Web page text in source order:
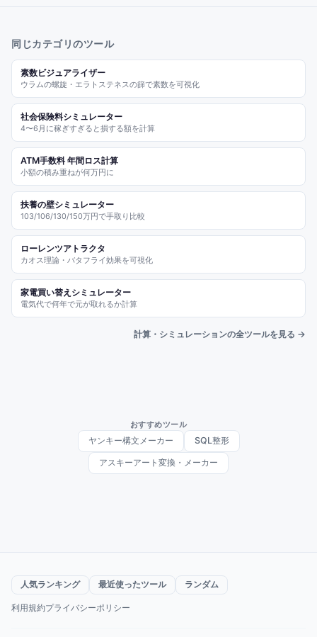
同じカテゴリのツール
素数ビジュアライザー
ウラムの螺旋・エラトステネスの篩で素数を可視化
社会保険料シミュレーター
4〜6月に稼ぎすぎると損する額を計算
ATM手数料 年間ロス計算
小額の積み重ねが何万円に
扶養の壁シミュレーター
103/106/130/150万円で手取り比較
ローレンツアトラクタ
カオス理論・バタフライ効果を可視化
家電買い替えシミュレーター
電気代で何年で元が取れるか計算
計算・シミュレーションの全ツールを見る →
おすすめツール
ヤンキー構文メーカー SQL整形
アスキーアート変換・メーカー
人気ランキング 最近使ったツール ランダム
利用規約プライバシーポリシー